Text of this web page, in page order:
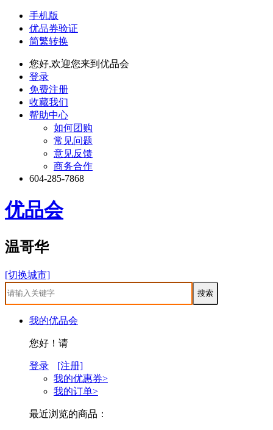
手机版
优品券验证
简繁转换
您好,欢迎您来到优品会
登录
免费注册
收藏我们
帮助中心
如何团购
常见问题
意见反馈
商务合作
604-285-7868
优品会
温哥华
[切换城市]
我的优品会
您好！请
登录
[注册]
我的优惠券>
我的订单>
最近浏览的商品：